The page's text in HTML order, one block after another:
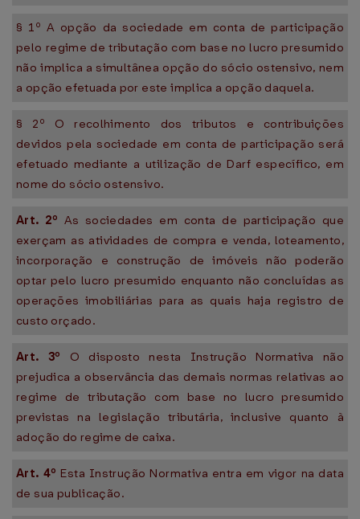
§ 1º A opção da sociedade em conta de participação
pelo regime de tributação com base no lucro presumido
não implica a simultânea opção do sócio ostensivo, nem
a opção efetuada por este implica a opção daquela.
§ 2º O recolhimento dos tributos e contribuições
devidos pela sociedade em conta de participação será
efetuado mediante a utilização de Darf específico, em
nome do sócio ostensivo.
Art. 2º As sociedades em conta de participação que
exerçam as atividades de compra e venda, loteamento,
incorporação e construção de imóveis não poderão
optar pelo lucro presumido enquanto não concluídas as
operações imobiliárias para as quais haja registro de
custo orçado.
Art. 3º O disposto nesta Instrução Normativa não
prejudica a observância das demais normas relativas ao
regime de tributação com base no lucro presumido
previstas na legislação tributária, inclusive quanto à
adoção do regime de caixa.
Art. 4º Esta Instrução Normativa entra em vigor na data
de sua publicação.